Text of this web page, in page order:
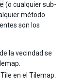
(o cualquier sub-
método
son los
la vecindad se
en el Tilemap.